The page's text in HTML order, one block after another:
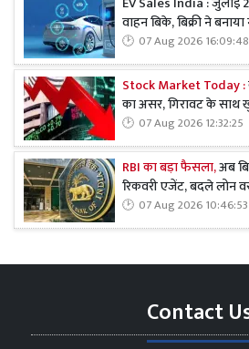
वाहन बिके, बिक्री ने बनाया
07 Aug 2026 16:09:48
Stock Market Today :
का असर, गिरावट के
07 Aug 2026 12:32:25
RBI का बड़ा फैसला,अब
रिकवरी एजेंट, बदले लोन
07 Aug 2026 10:46:53
Contact